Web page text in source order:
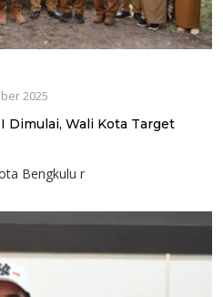
2025
Dimulai, Wali Kota Target
Bengkulu r